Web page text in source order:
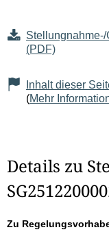
(PDF)
Inhalt dieser
(Mehr
Details zu
Zu